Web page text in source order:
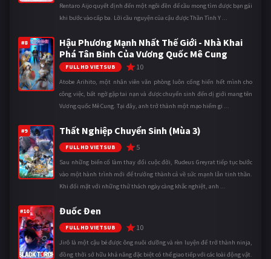
Rentaro Aijo quyết định đến một ngôi đền để cầu mong tìm được bạn gái
khi bước vào cấp ba. Lời cầu nguyện của cậu được Thần Tình Y ...
#8
Hậu Phương Mạnh Nhất Thế Giới - Nhà Khai
Phá Tân Binh Của Vương Quốc Mê Cung
FULL HD VIETSUB 10
Atobe Arihito, một nhân viên văn phòng luôn cống hiến hết mình cho
công việc, bất ngờ gặp tai nạn và được chuyển sinh đến dị giới mang tên
Vương quốc Mê Cung. Tại đây, anh trở thành một mạo hiểm gi ...
#9 Thất Nghiệp Chuyển Sinh (Mùa 3)
FULL HD VIETSUB 5
Sau những biến cố làm thay đổi cuộc đời, Rudeus Greyrat tiếp tục bước
vào một hành trình mới để trưởng thành cả về sức mạnh lẫn tinh thần.
Khi đối mặt với những thử thách ngày càng khắc nghiệt, anh ...
#10 Đuốc Đen
FULL HD VIETSUB 10
Jirô là một cậu bé được ông nuôi dưỡng và rèn luyện để trở thành ninja,
đồng thời sở hữu khả năng đặc biệt có thể giao tiếp với các loài động vật.